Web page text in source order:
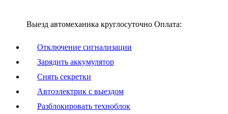
Выезд автомеханика круглосуточно Оплата:
Отключение сигнализации
Зарядить аккумулятор
Снять секретки
Автоэлектрик с выездом
Разблокировать техноблок